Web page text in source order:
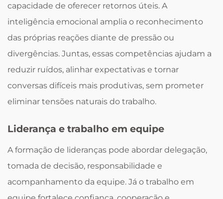
capacidade de oferecer retornos úteis. A
inteligência emocional amplia o reconhecimento
das próprias reações diante de pressão ou
divergências. Juntas, essas competências ajudam a
reduzir ruídos, alinhar expectativas e tornar
conversas difíceis mais produtivas, sem prometer
eliminar tensões naturais do trabalho.
Liderança e trabalho em equipe
A formação de lideranças pode abordar delegação,
tomada de decisão, responsabilidade e
acompanhamento da equipe. Já o trabalho em